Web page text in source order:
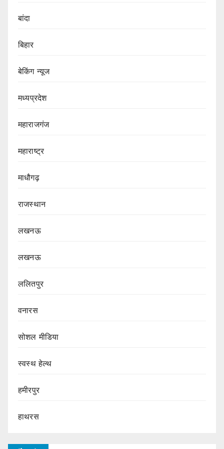
बांदा
बिहार
बेकिंग न्यूज
मध्यप्रदेश
महाराजगंज
महाराष्ट्र
माधौगढ़
राजस्थान
लखनऊ
लखनऊ
ललितपुर
वनारस
सोशल मीडिया
स्वस्थ हेल्थ
हमीरपुर
हाथरस